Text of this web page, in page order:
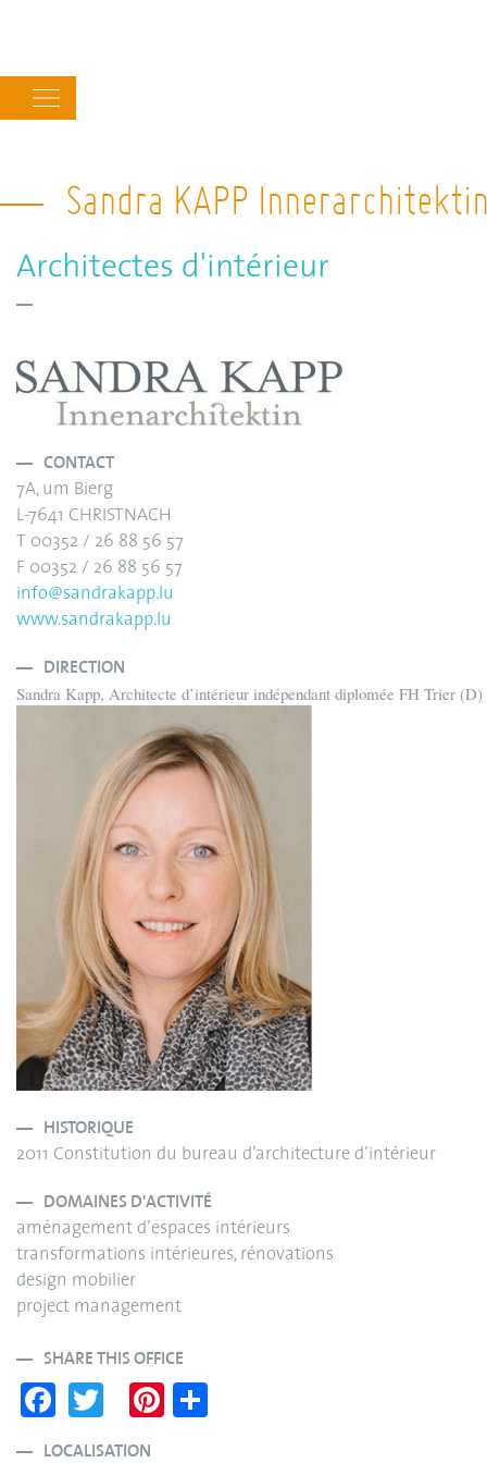
navigation
Sandra KAPP
Architectes d'intérieur
CONTACT
7A, um Bierg
L-7641 CHRISTNACH
T 00352 / 26 88 56 57
F 00352 / 26 88 56 57
info@sandrakapp.lu
www.sandrakapp.lu
DIRECTION
Sandra Kapp, Architecte d’intérieur indépendant diplomée FH Trier (D)
HISTORIQUE
2011 Constitution du bureau d’architecture d’intérieur
DOMAINES D'ACTIVITÉ
aménagement d’espaces intérieurs
transformations intérieures, rénovations
design mobilier
project management
SHARE THIS OFFICE
Fa
ce wi
Pi
nt
LOCALISATION